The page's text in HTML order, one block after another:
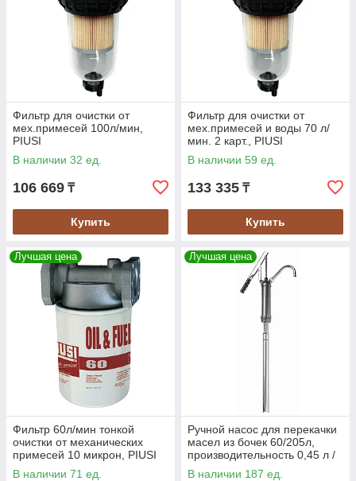
Фильтр для очистки от
мех.примесей 100л/мин,
PIUSI
В наличии 32 ед.
106 669 ₸
Купить
Фильтр для очистки от
мех.примесей и воды 70 л/
мин. 2 карт., PIUSI
В наличии 59 ед.
133 335 ₸
Купить
Лучшая цена
Фильтр 60л/мин тонкой
очистки от механических
примесей 10 микрон, PIUSI
В наличии 71 ед.
Лучшая цена
Ручной насос для перекачки
масел из бочек 60/205л,
производительность 0,45 л /
ход, SAMOA
В наличии 187 ед.